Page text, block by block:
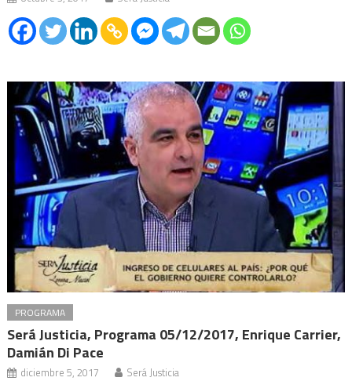
PROGRAMA
Será Justicia, Programa 05/12/2017, Enrique Carrier,
Damián Di Pace
diciembre 5, 2017 Será Justicia